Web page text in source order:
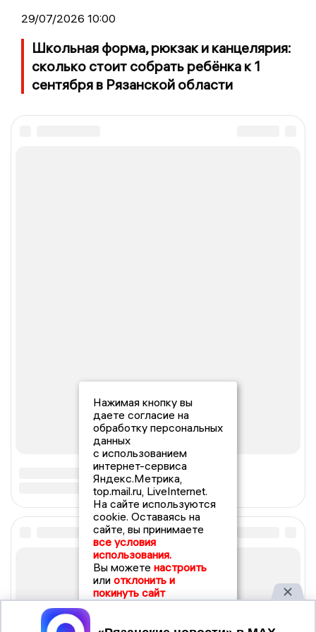
29/07/2026 10:00
Школьная форма, рюкзак и канцелярия:
сколько стоит собрать ребёнка к 1
сентября в Рязанской области
Нажимая кнопку вы
даете согласие на
обработку персональных
данных
с использованием
интернет-сервиса
Яндекс.Метрика,
top.mail.ru, LiveInternet.
На сайте используются
cookie. Оставаясь на
сайте, вы принимаете
все условия
использования.
Вы можете настроить
или отклонить и
покинуть сайт
Принять